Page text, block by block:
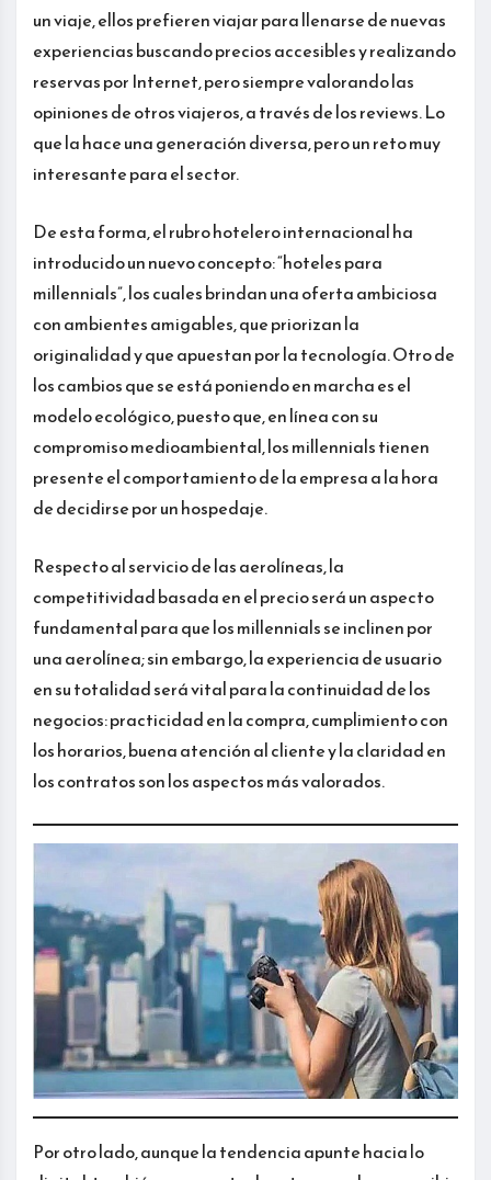
un viaje, ellos prefieren viajar para llenarse de nuevas
experiencias buscando precios accesibles y realizando
reservas por Internet, pero siempre valorando las
opiniones de otros viajeros, a través de los reviews. Lo
que la hace una generación diversa, pero un reto muy
interesante para el sector.
De esta forma, el rubro hotelero internacional ha
introducido un nuevo concepto: “hoteles para
millennials”, los cuales brindan una oferta ambiciosa
con ambientes amigables, que priorizan la
originalidad y que apuestan por la tecnología. Otro de
los cambios que se está poniendo en marcha es el
modelo ecológico, puesto que, en línea con su
compromiso medioambiental, los millennials tienen
presente el comportamiento de la empresa a la hora
de decidirse por un hospedaje.
Respecto al servicio de las aerolíneas, la
competitividad basada en el precio será un aspecto
fundamental para que los millennials se inclinen por
una aerolínea; sin embargo, la experiencia de usuario
en su totalidad será vital para la continuidad de los
negocios: practicidad en la compra, cumplimiento con
los horarios, buena atención al cliente y la claridad en
los contratos son los aspectos más valorados.
Por otro lado, aunque la tendencia apunte hacia lo